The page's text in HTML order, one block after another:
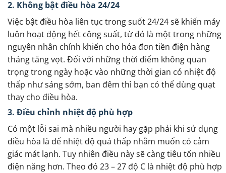
2. Không bật điều hòa 24/24
Việc bật điều hòa liên tục trong suốt 24/24 sẽ khiến máy
luôn hoạt động hết công suất, từ đó là một trong những
nguyên nhân chính khiến cho hóa đơn tiền điện hàng
tháng tăng vọt. Đối với những thời điểm không quan
trọng trong ngày hoặc vào những thời gian có nhiệt độ
thấp như sáng sớm, ban đêm thì bạn có thể dùng quạt
thay cho điều hòa.
3. Điều chỉnh nhiệt độ phù hợp
Có một lỗi sai mà nhiều người hay gặp phải khi sử dụng
điều hòa là để nhiệt độ quá thấp nhằm muốn có cảm
giác mát lạnh. Tuy nhiên điều này sẽ càng tiêu tốn nhiều
điện năng hơn. Theo đó 23 – 27 độ C là nhiệt độ phù hợp